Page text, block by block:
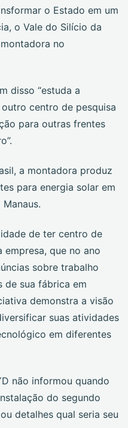
o Estado em um
o Vale do Silício da
no
disso “estuda a
centro de pesquisa
para outras frentes
a montadora produz
para energia solar em
de ter centro de
empresa, que no ano
sobre trabalho
de sua fábrica em
demonstra a visão
suas atividades
em diferentes
não informou quando
do segundo
detalhes qual seria seu